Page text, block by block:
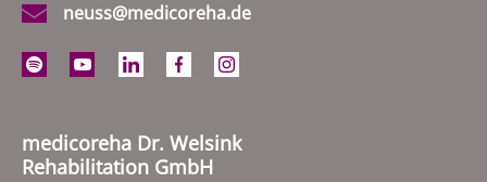
neuss@medicoreha.de
medicoreha Dr. Welsink
Rehabilitation GmbH